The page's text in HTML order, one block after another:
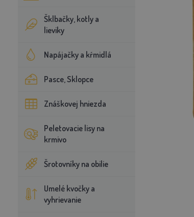
Šklbačky, kotly a
lieviky
Napájačky a kŕmidlá
Pasce, Sklopce
Znáškovej hniezda
Peletovacie lisy na
krmivo
Šrotovníky na obilie
Umelé kvočky a
vyhrievanie